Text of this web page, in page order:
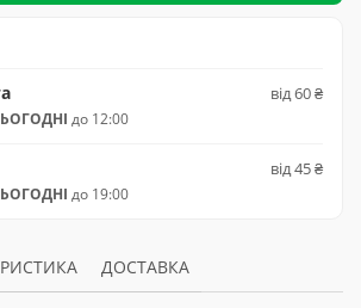
до 12:00
від 60 ₴
до 19:00
від 45 ₴
ДОСТАВКА